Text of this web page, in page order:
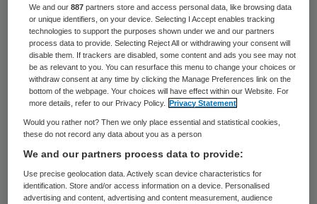
1357 keer gelezen
Klinisch informaticus Lars van der A
ontwierp een dashboard met onder andere
ongestructureerde data uit brieven en vrije
teksten van specialisten.
Van der A ontwierp het dashboard voor de
behandeling bij prostaatkanker,zo staat op
Qruxx.“De gestructureerde data is
We and our887 partners store and access personal data, like browsing data
or unique identifiers, on your device. Selecting I Accept enables tracking
technologies to support the purposes shown under we and our partners
process data to provide. Selecting Reject All or withdrawing your consent will
disable them. If trackers are disabled, some content and ads you see may not
be as relevant to you. You can resurface this menu to change your choices or
withdraw consent at any time by clicking the Manage Preferences link on the
bottom of the webpage. Your choices will have effect within our Website. For
more details, refer to our Privacy Policy.
Privacy Statement
Would you rather not? Then we only place essential and statistical cookies,
these do not record any data about you as a person
We and our partners process data to provide:
Use precise geolocation data. Actively scan device characteristics for
identification. Store and/or access information on a device. Personalised
advertising and content, advertising and content measurement, audience